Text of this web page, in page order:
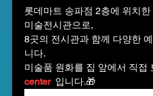
롯데마트 송파점 2층에 위치한
미술전시관으로,
8곳의 전시관과 함께 다양한
니다.
미술품 원화를 집 앞에서 직
center
  입니다.🎁